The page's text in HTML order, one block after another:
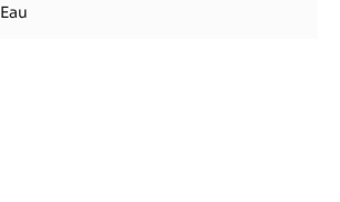
Eau